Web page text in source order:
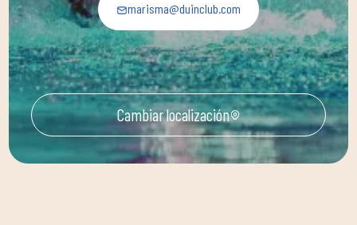
marisma@duinclub.com
Cambiar localización